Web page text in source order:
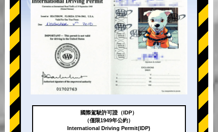
國際駕駛許可證（IDP）
（僅限1949年公約）
International Driving Permit(IDP)